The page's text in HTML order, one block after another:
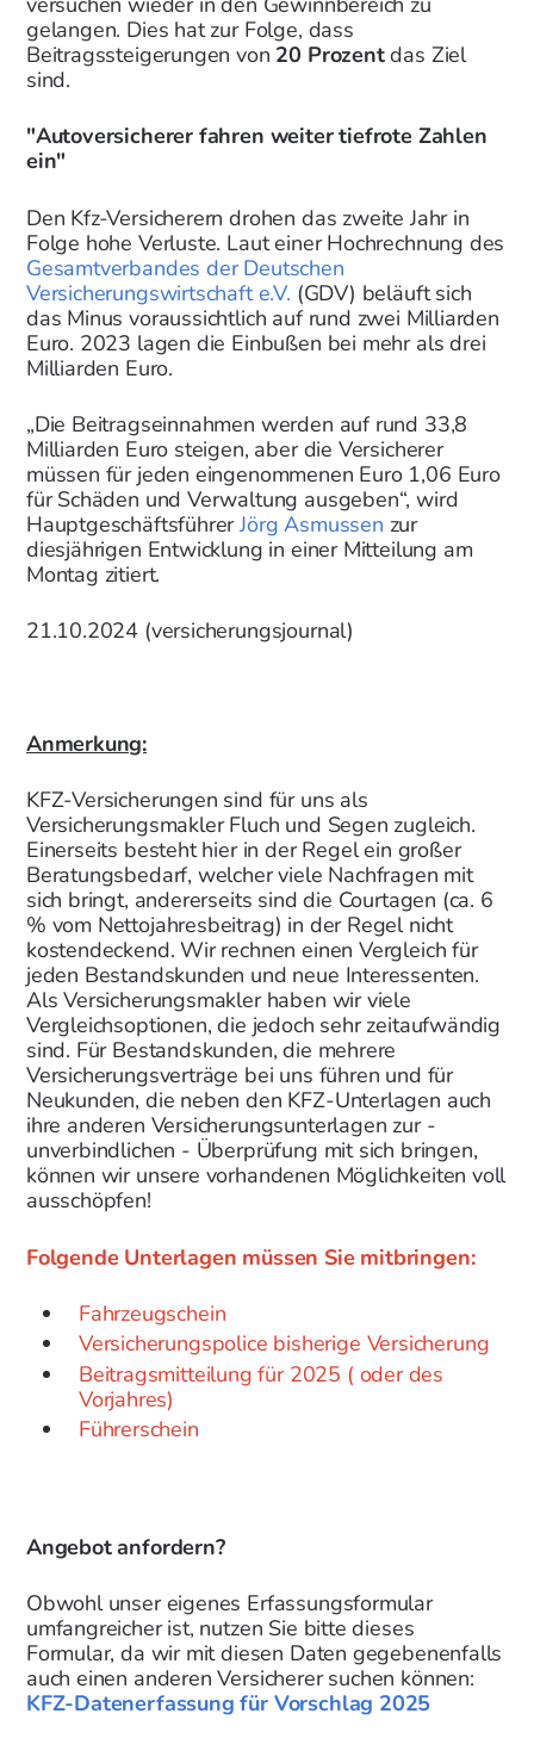
gelangen. Dies hat zur Folge, dass
Beitragssteigerungen von 20 Prozentdas Ziel
sind.
"Autoversicherer fahren weiter tiefrote Zahlen
ein"
Den Kfz-Versicherern drohen das zweite Jahr in
Folge hohe Verluste. Laut einer Hochrechnung des
Gesamtverbandes der Deutschen
Versicherungswirtschaft e.V. (GDV) beläuft sich
das Minus voraussichtlich auf rund zwei Milliarden
Euro. 2023 lagen die Einbußen bei mehr als drei
Milliarden Euro.
„Die Beitragseinnahmen werden auf rund 33,8
Milliarden Euro steigen, aber die Versicherer
müssen für jeden eingenommenen Euro 1,06 Euro
für Schäden und Verwaltung ausgeben“, wird
HauptgeschäftsführerJörg Asmussen zur
diesjährigen Entwicklung in einer Mitteilung am
Montag zitiert.
21.10.2024 (versicherungsjournal)
Anmerkung:
KFZ-Versicherungen sind für uns als
Versicherungsmakler Fluch und Segen zugleich.
Einerseits besteht hier in der Regel ein großer
Beratungsbedarf, welcher viele Nachfragen mit
sich bringt, andererseits sind die Courtagen (ca. 6
% vom Nettojahresbeitrag) in der Regel nicht
kostendeckend. Wir rechnen einen Vergleich für
jeden Bestandskunden und neue Interessenten.
Als Versicherungsmakler haben wir viele
Vergleichsoptionen, die jedoch sehr zeitaufwändig
sind. Für Bestandskunden, die mehrere
Versicherungsverträge bei uns führen und für
Neukunden, die neben den KFZ-Unterlagen auch
ihre anderen Versicherungsunterlagen zur -
unverbindlichen - Überprüfung mit sich bringen,
können wir unsere vorhandenen Möglichkeiten voll
ausschöpfen!
Folgende Unterlagen müssen Sie mitbringen:
Fahrzeugschein
Versicherungspolice bisherige Versicherung
Beitragsmitteilung für 2025 ( oder des
Vorjahres)
Führerschein
Angebot anfordern?
Obwohl unser eigenes Erfassungsformular
umfangreicher ist, nutzen Sie bitte dieses
Formular, da wir mit diesen Daten gegebenenfalls
auch einen anderen Versicherer suchen können:
KFZ-Datenerfassung für Vorschlag 2025